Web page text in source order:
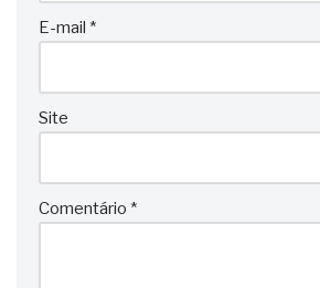
E-mail *
Site
Comentário *